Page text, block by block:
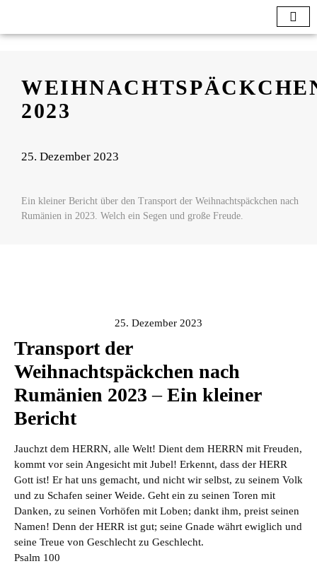
2023
25. Dezember 2023
Ein kleiner Bericht über den Transport der Weihnachtspäckchen nach
Rumänien in 2023. Welch ein Segen und große Freude.
25. Dezember 2023
Transport der
Weihnachtspäckchen nach
Rumänien 2023 –Ein kleiner
Bericht
Jauchzt dem HERRN, alle Welt! Dient dem HERRN mit Freuden,
kommt vor sein Angesicht mit Jubel! Erkennt, dass der HERR
Gott ist! Er hat uns gemacht, und nicht wir selbst, zu seinem Volk
und zu Schafen seiner Weide. Geht ein zu seinen Toren mit
Danken, zu seinen Vorhöfen mit Loben; dankt ihm, preist seinen
Namen! Denn der HERR ist gut; seine Gnade währt ewiglich und
seine Treue von Geschlecht zu Geschlecht.
Psalm 100